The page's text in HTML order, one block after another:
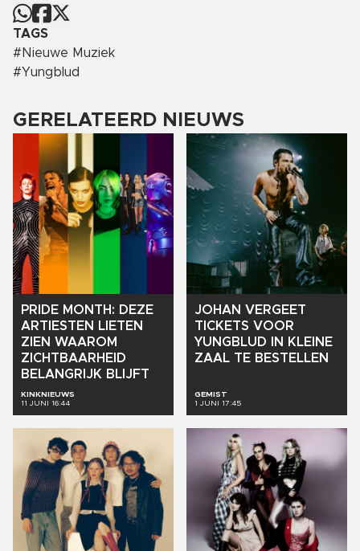
TAGS
# Nieuwe Muziek
#Yungblud
GERELATEERD NIEUWS
PRIDE MONTH: DEZE
ARTIESTEN
LIETEN
ZIEN WAAROM
ZICHTBAARHEID
BELANGRIJK BLIJFT
KINKNIEUWS
11 JUNI 16:44
JOHAN VERGEET
TICKETS VOOR
YUNGBLUD
IN
KLEINE
ZAAL TE BESTELLEN
GEMIST
1 JUNI 17:45